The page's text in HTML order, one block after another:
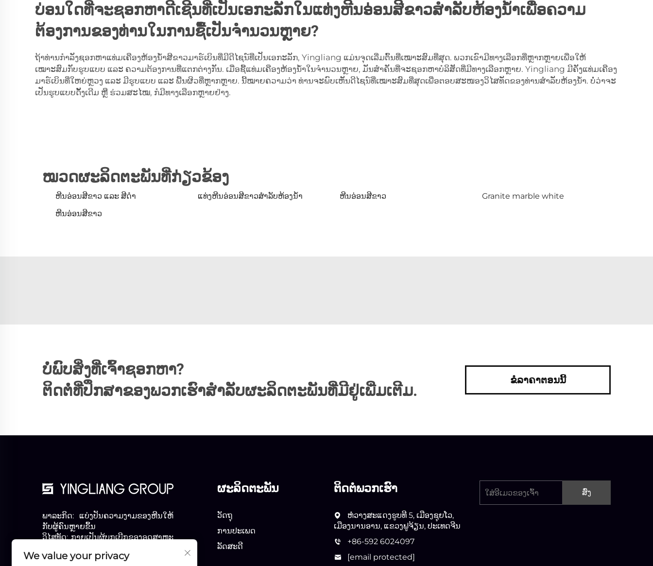
ບ່ອນໃດທີ່ຈະຊອກຫາດີເຊີນທີ່ເປັນເອກະລັກໃນແທ່ງຫີນອ່ອນສີຂາວສຳລັບຫ້ອງນ້ຳເພື່ອຄວາມ
ຕ້ອງການຂອງທ່ານໃນການຊື້ເປັນຈຳນວນຫຼາຍ?
ຖ້າທ່ານກຳລັງຊອກຫາແທ່ມເຄືອງຫ້ອງນ້ຳສີຂາວມາຣ໌ເບິນທີ່ມີດີໄຊນ໌ທີ່ເປັນເອກະລັກ, Yingliang ແມ່ນຈຸດເລີ່ມຕົ້ນທີ່ເໝາະສົມທີ່ສຸດ. ພວກເຂົາມີທາງເລືອກທີ່ຫຼາກຫຼາຍເພື່ອໃຫ້
ເໝາະສົມກັບຮູບແບບ ແລະ ຄວາມຕ້ອງການທີ່ແຕກຕ່າງກັນ. ເມື່ອຊື້ແທ່ມເຄືອງຫ້ອງນ້ຳໃນຈຳນວນຫຼາຍ, ມັນສຳຄັນທີ່ຈະຊອກຫາບໍລິສັດທີ່ມີທາງເລືອກຫຼາຍ. Yingliang ມີຄັງແທ່ມເຄືອງ
ມາຣ໌ເບິນທີ່ໃຫຍ່ຫຼວງ ແລະ ມີຮູບແບບ ແລະ ພື້ນຜິວທີ່ຫຼາກຫຼາຍ. ນີ້ໝາຍຄວາມວ່າ ທ່ານຈະພົບເຫັນດີໄຊນ໌ທີ່ເໝາະສົມທີ່ສຸດເພື່ອຕອບສະໜອງວິໄສທັດຂອງທ່ານສຳລັບຫ້ອງນ້ຳ. ບໍ່ວ່າຈະ
ເປັນຮູບແບບດັ້ງເດີມ ຫຼື ຮ່ວມສະໄໝ, ກໍມີທາງເລືອກຫຼາຍຢ່າງ.
ໝວດຜະລິດຕະພັນທີ່ກ່ຽວຂ້ອງ
ຫີນອ່ອນສີຂາວ ແລະ ສີດຳ ແທ່ງຫີນອ່ອນສີຂາວສຳລັບຫ້ອງນ້ຳ ຫີນອ່ອນສີຂາວ
Granite marble white
ຫີນອ່ອນສີຂາວ
ບໍ່ພົບສິ່ງທີ່ເຈົ້າຊອກຫາ?
ຕິດຕໍ່ທີ່ປຶກສາຂອງພວກເຮົາສໍາລັບຜະລິດຕະພັນທີ່ມີຢູ່ເພີ່ມເຕີມ.
ຂໍລາຄາຕອນນີ້
ພາລະກິດ: ແບ່ງປັນຄວາມງາມຂອງຫີນໃຫ້
ກັບຜູ້ຄົນຫຼາຍຂຶ້ນ
ວິໄສທັດ: ກາຍເປັນຜູ້ບຸກເບີກຂອງອຸດສາຫະ
ຄຳຂວັນ: ມືອາຊີບ ແລະ ເກີນກວ່ານັ້ນ
ຜະລິດຕະພັນ
ວັດຖຸ
ການປະເພດ
ລັດສະດີ
ຕິດຕໍ່ພວກເຮົາ
ຫໍວາງສະແດງຮູບທີ 5, ເມືອງຊຸຍໂວ,
ເມືອງນານອານ, ແຂວງຟູຈ້ຽນ, ປະເທດຈີນ
+86-592 6024097
[email protected]
ສົ່ງ
We value your privacy